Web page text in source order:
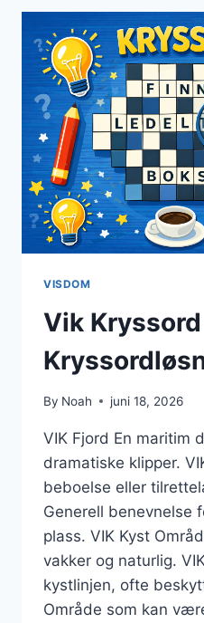
OG
TIPS
FOR
VISDOM
Vik
By Noah juni 18, 2026
VIK Fjord En maritim
dramatiske klipper.
beboelse eller
Generell benevnelse
plass. VIK Kyst
vakker og naturlig.
kystlinjen, ofte
Område som kan